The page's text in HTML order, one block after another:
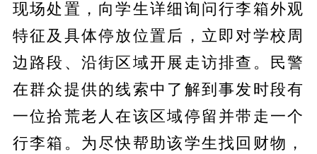
现场处置，向学生详细询问行李箱外观
特征及具体停放位置后，立即对学校周
边路段、沿街区域开展走访排查。民警
在群众提供的线索中了解到事发时段有
一位拾荒老人在该区域停留并带走一个
行李箱。为尽快帮助该学生找回财物，